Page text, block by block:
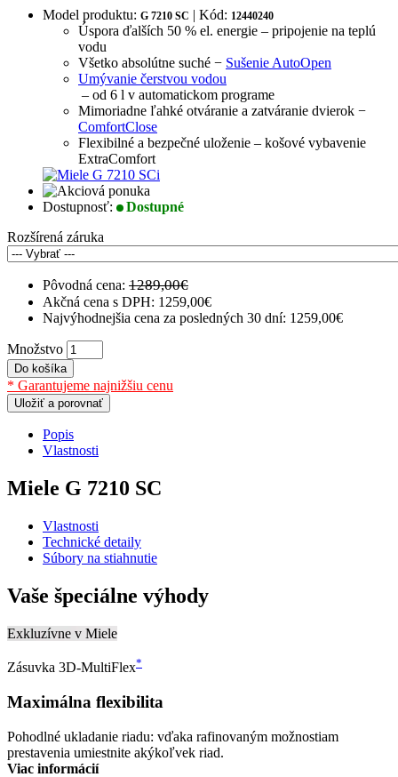
Model produktu: G 7210 SC | Kód: 12440240
Úspora ďalších 50 % el. energie – pripojenie na teplú
vodu
Všetko absolútne suché − Sušenie AutoOpen
Umývanie čerstvou vodou
– od 6 l v automatickom programe
Mimoriadne ľahké otváranie a zatváranie dvierok −
ComfortClose
Flexibilné a bezpečné uloženie – košové vybavenie
ExtraComfort
Dostupnosť:
Dostupné
Rozšírená záruka
Pôvodná cena: 1289,00€
Akčná cena s DPH: 1259,00€
Najvýhodnejšia cena za posledných 30 dní: 1259,00€
Množstvo
Do košíka
* Garantujeme najnižšiu cenu
Uložiť a porovnať
Popis
Vlastnosti
Miele G 7210 SC
Vlastnosti
Technické detaily
Súbory na stiahnutie
Vaše špeciálne výhody
Exkluzívne v Miele
Zásuvka 3D-MultiFlex*
Maximálna flexibilita
Pohodlné ukladanie riadu: vďaka rafinovaným možnostiam
prestavenia umiestnite akýkoľvek riad.
Viac informácií